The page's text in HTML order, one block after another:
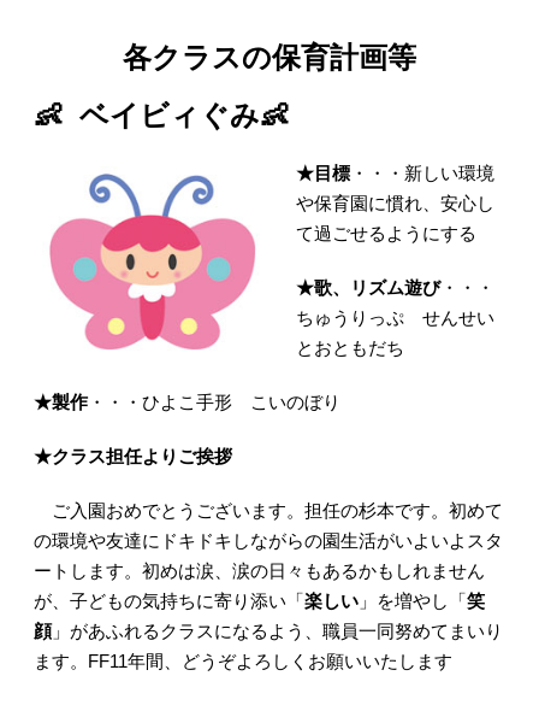
各クラスの保育計画等
👶 ベイビィぐみ👶
★目標・・・新しい環境
や保育園に慣れ、安心し
て過ごせるようにする
★歌、リズム遊び・・・
ちゅうりっぷ せんせい
とおともだち
★製作・・・ひよこ手形 こいのぼり
★クラス担任よりご挨拶
ご入園おめでとうございます。担任の杉本です。初めて
の環境や友達にドキドキしながらの園生活がいよいよスタ
ートします。初めは涙、涙の日々もあるかもしれません
が、子どもの気持ちに寄り添い「楽しい」を増やし「笑
顔」があふれるクラスになるよう、職員一同努めてまいり
ます。FF11年間、どうぞよろしくお願いいたします